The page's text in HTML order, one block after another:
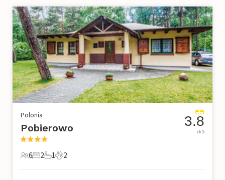
Polonia
Pobierowo
6 Ospiti
6
2 Camere da letto
2
1 Bagno
1
2 Animali domestici
2
3.8
di 5